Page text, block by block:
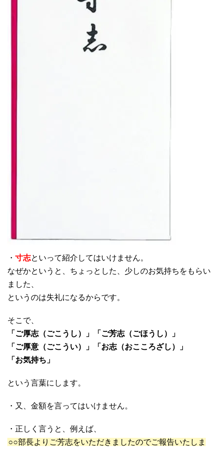
・ 寸志といって紹介してはいけません。
なぜかというと、ちょっとした、少しのお気持ちをもらい
ました、
というのは失礼になるからです。
そこで、
「ご厚志（ごこうし）」「ご芳志（ごほうし）」
「ご厚意（ごこうい）」「お志（おこころざし）」
「お気持ち」
という言葉にします。
・又、金額を言ってはいけません。
・正しく言うと、例えば、
○○部長よりご芳志をいただきましたのでご報告いたしま